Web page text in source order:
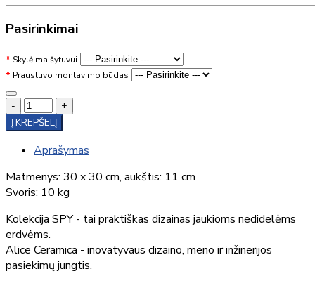
Pasirinkimai
Skylė maišytuvui
Praustuvo montavimo būdas
-
+
Į KREPŠELĮ
Aprašymas
Matmenys: 30 x 30 cm, aukštis: 11 cm
Svoris: 10 kg
Kolekcija SPY - tai praktiškas dizainas jaukioms nedidelėms
erdvėms.
Alice Ceramica - inovatyvaus dizaino, meno ir inžinerijos
pasiekimų jungtis.